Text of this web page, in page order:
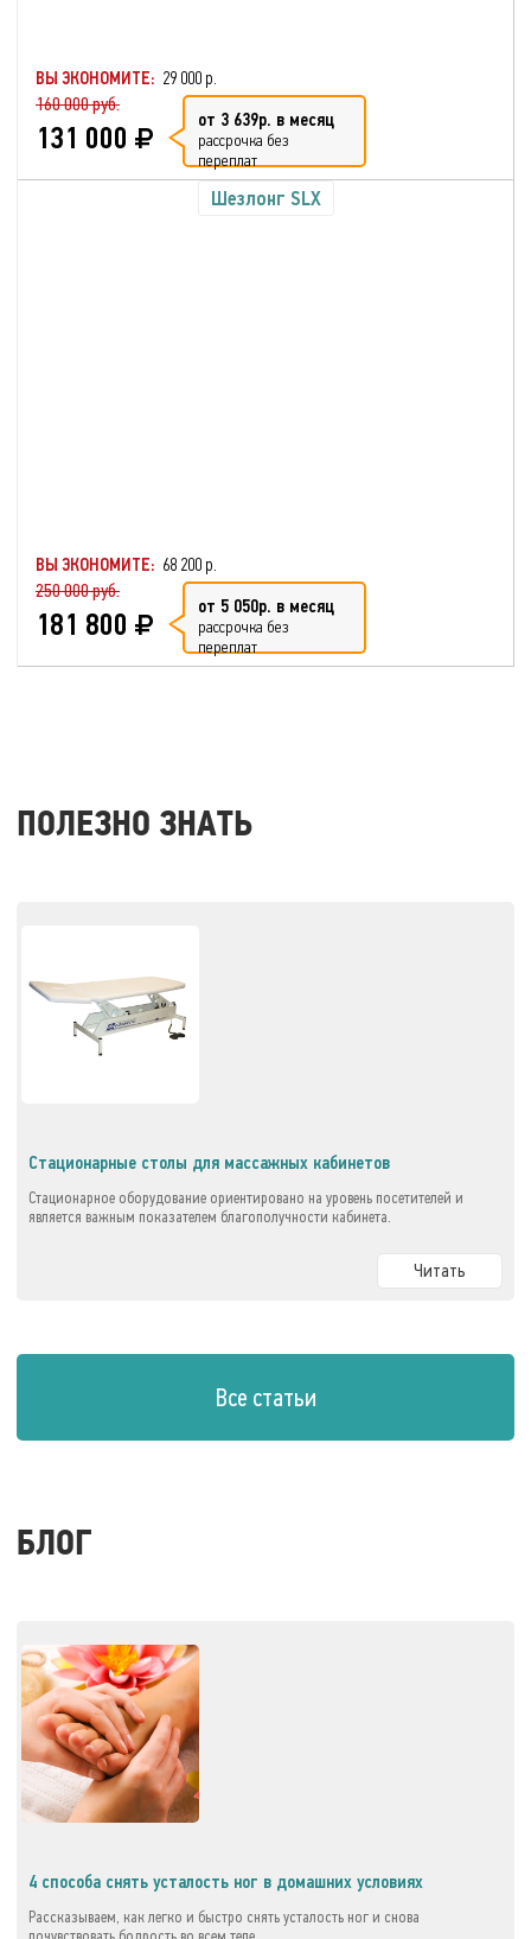
ВЫ ЭКОНОМИТЕ: 29 000 р.
160 000 руб.
131 000 от 3 639р. в месяц
рассрочка без
переплат
Шезлонг SLX
ВЫ ЭКОНОМИТЕ: 68 200 р.
250 000 руб.
181 800 от 5 050р. в месяц
рассрочка без
переплат
ПОЛЕЗНО ЗНАТЬ
Стационарные столы для массажных кабинетов
Стационарное оборудование ориентировано на уровень посетителей и
является важным показателем благополучности кабинета.
Читать
Все статьи
БЛОГ
4 способа снять усталость ног в домашних условиях
Рассказываем, как легко и быстро снять усталость ног и снова